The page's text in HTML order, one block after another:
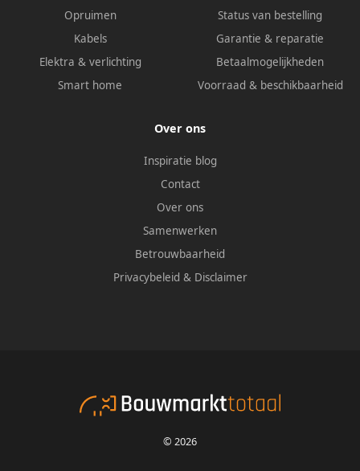
Opruimen
Kabels
Elektra & verlichting
Smart home
Status van bestelling
Garantie & reparatie
Betaalmogelijkheden
Voorraad & beschikbaarheid
Over ons
Inspiratie blog
Contact
Over ons
Samenwerken
Betrouwbaarheid
Privacybeleid & Disclaimer
© 2026